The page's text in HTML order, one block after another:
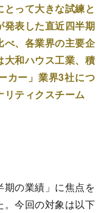
とって大きな試練と
発表した直近四半期
べ、各業界の主要企
大和ハウス工業、積
カー」業界3社につ
リティクスチーム
の業績」に焦点を
。今回の対象は以下